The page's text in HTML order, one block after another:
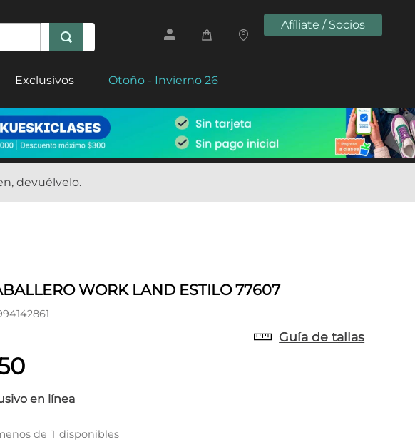
Afíliate / Socios
Exclusivos Otoño - Invierno 26
devuélvelo.
WORK LAND ESTILO 77607
en línea
Guía de tallas
de 1 disponibles